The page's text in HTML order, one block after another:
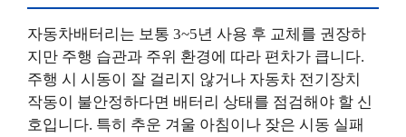
자동차배터리는 보통 3~5년 사용 후 교체를 권장하
지만 주행 습관과 주위 환경에 따라 편차가 큽니다.
주행 시 시동이 잘 걸리지 않거나 자동차 전기장치
작동이 불안정하다면 배터리 상태를 점검해야 할 신
호입니다. 특히 추운 겨울 아침이나 잦은 시동 실패